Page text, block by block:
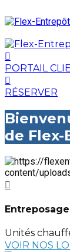
PORTAIL
RÉSERVER
de
Entreposage
Unités
VOIR NOS